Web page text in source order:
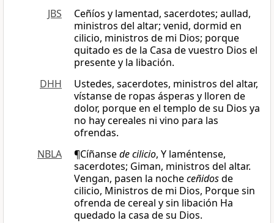
JBS
Ceñíos y lamentad, sacerdotes; aullad,
ministros del altar; venid, dormid en
cilicio, ministros de mi Dios; porque
quitado es de la Casa de vuestro Dios el
presente y la libación.
DHH
Ustedes, sacerdotes, ministros del altar,
vístanse de ropas ásperas y lloren de
dolor, porque en el templo de su Dios ya
no hay cereales ni vino para las
ofrendas.
NBLA
¶Cíñansede cilicio, Y laméntense,
sacerdotes; Giman, ministros del altar.
Vengan, pasen la nocheceñidosde
cilicio, Ministros de mi Dios, Porque sin
ofrenda de cereal y sin libación Ha
quedado la casa de su Dios.